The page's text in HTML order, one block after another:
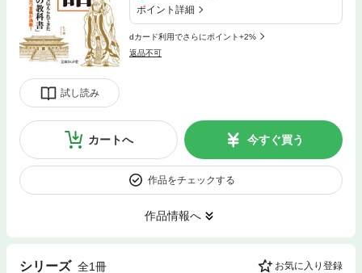
試し読み
ポイント詳細
dカード利用でさらにポイント+2%
返品不可
カートへ 今すぐ買う
作品をチェックする
作品情報へ
シリーズ 全1冊 お気に入り登録